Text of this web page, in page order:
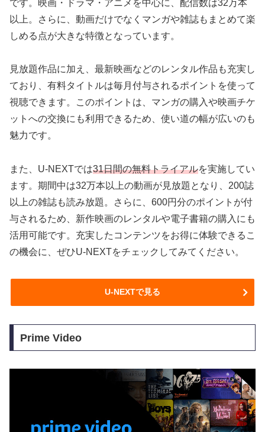
です。映画・ドラマ・アニメを中心に、配信数は32万本
以上。さらに、動画だけでなくマンガや雑誌もまとめて楽
しめる点が大きな特徴となっています。
見放題作品に加え、最新映画などのレンタル作品も充実し
ており、有料タイトルは毎月付与されるポイントを使って
視聴できます。このポイントは、マンガの購入や映画チケ
ットへの交換にも利用できるため、使い道の幅が広いのも
魅力です。
また、U-NEXTでは31日間の無料トライアルを実施してい
ます。期間中は32万本以上の動画が見放題となり、200誌
以上の雑誌も読み放題。さらに、600円分のポイントが付
与されるため、新作映画のレンタルや電子書籍の購入にも
活用可能です。充実したコンテンツをお得に体験できるこ
の機会に、ぜひU-NEXTをチェックしてみてください。
U-NEXTで見る
Prime Video